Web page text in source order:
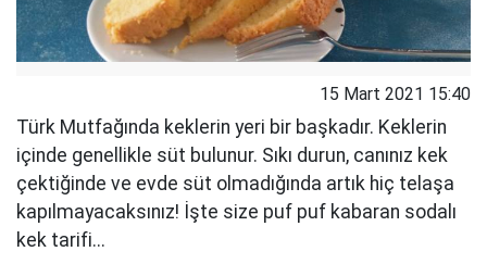
15 Mart 2021 15:40
Türk Mutfağında keklerin yeri bir başkadır. Keklerin
içinde genellikle süt bulunur. Sıkı durun, canınız kek
çektiğinde ve evde süt olmadığında artık hiç telaşa
kapılmayacaksınız! İşte size puf puf kabaran sodalı
kek tarifi...